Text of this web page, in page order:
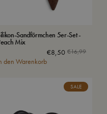
Sandförmchen 5er-Set -
Mix
€16,99
€8,50
den Warenkorb
SALE